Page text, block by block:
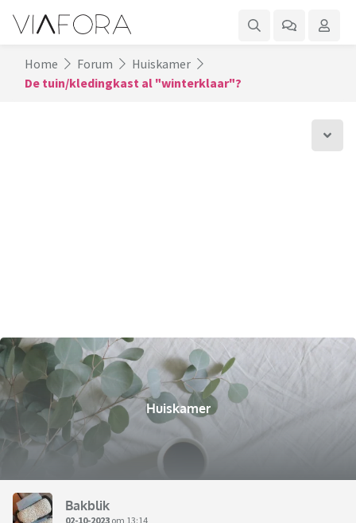
Home Forum
Huiskamer
De tuin/kledingkast al "winterklaar"?
Huiskamer
Bakblik
02-10-2023 om 13:14